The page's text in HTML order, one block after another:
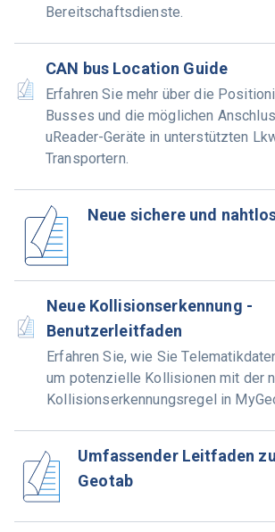
Bereitschaftsdienste.
CAN bus Location Guide
Erfahren Sie mehr über die
Busses und die möglichen
uReader-Geräte in unterstützten
Transportern.
Neue sichere und
Neue Kollisionserkennung -
Benutzerleitfaden
Erfahren Sie, wie Sie
um potenzielle Kollisionen mit der
Kollisionserkennungsregel in
Umfassender Leitfaden
Geotab